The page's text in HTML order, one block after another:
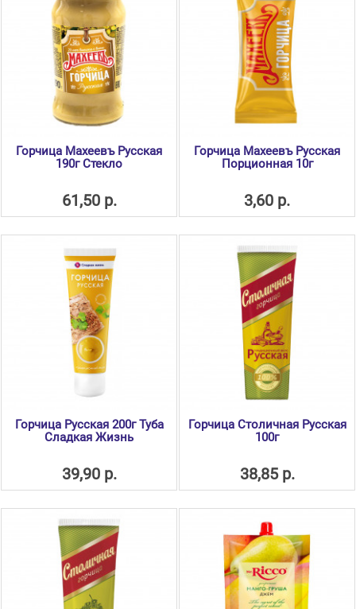
Горчица Махеевъ Русская
190г Стекло
61,50 р.
Горчица Махеевъ Русская
Порционная 10г
3,60 р.
Горчица Русская 200г Туба
Сладкая Жизнь
39,90 р.
Горчица Столичная Русская
100г
38,85 р.